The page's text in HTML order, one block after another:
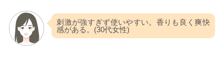
刺激が強すぎず使いやすい。香りも良く爽快
感がある。(30代女性)